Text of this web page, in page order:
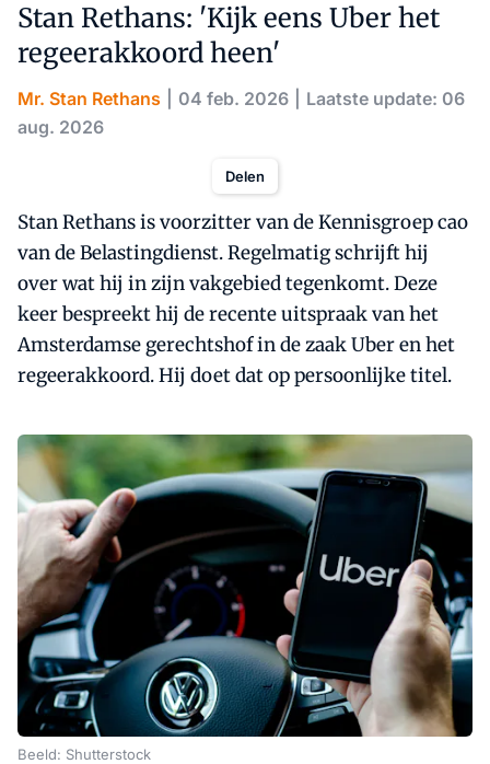
Stan Rethans: 'Kijk eens Uber het
regeerakkoord heen'
Mr. Stan Rethans 04 feb. 2026
Laatste update: 06
aug. 2026
Delen
Stan Rethans is voorzitter van de Kennisgroep cao
van de Belastingdienst. Regelmatig schrijft hij
over wat hij in zijn vakgebied tegenkomt. Deze
keer bespreekt hij de recente uitspraak van het
Amsterdamse gerechtshof in de zaak Uber en het
regeerakkoord. Hij doet dat op persoonlijke titel.
Beeld: Shutterstock